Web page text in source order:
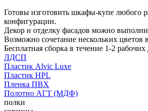
Готовы изготовить шкафы-купе любого
конфигурации.
Декор и отделку фасадов можно
Возможно сочетание нескольких цветов
Бесплатная сборка в течение 1-2 рабочих
ЛДСП
Пластик Alvic Luxe
Пластик HPL
Пленка ПВХ
Полотно АГТ (МДФ)
полки